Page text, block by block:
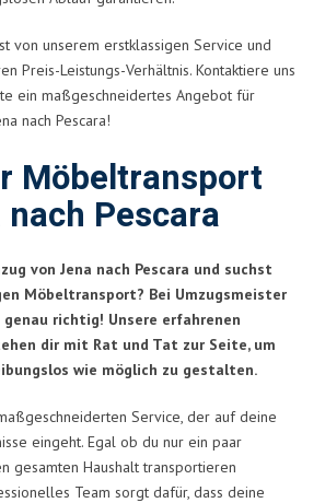
von unserem erstklassigen Service und
Preis-Leistungs-Verhältnis. Kontaktiere uns
ein maßgeschneidertes Angebot für
nach Pescara!
Möbeltransport
Pescara
von Jena nach Pescara und suchst
Möbeltransport? Bei Umzugsmeister
genau richtig! Unsere erfahrenen
dir mit Rat und Tat zur Seite, um
wie möglich zu gestalten.
Service, der auf deine
eingeht. Egal ob du nur ein paar
gesamten Haushalt transportieren
Team sorgt dafür, dass deine